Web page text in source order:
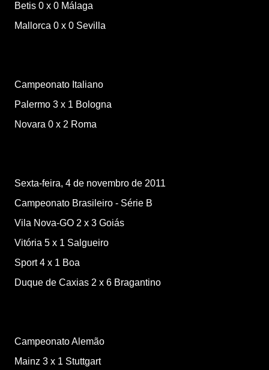
Betis 0 x 0 Málaga
Mallorca 0 x 0 Sevilla
Campeonato Italiano
Palermo 3 x 1 Bologna
Novara 0 x 2 Roma
Sexta-feira, 4 de novembro de 2011
Campeonato Brasileiro - Série B
Vila Nova-GO 2 x 3 Goiás
Vitória 5 x 1 Salgueiro
Sport 4 x 1 Boa
Duque de Caxias 2 x 6 Bragantino
Campeonato Alemão
Mainz 3 x 1 Stuttgart